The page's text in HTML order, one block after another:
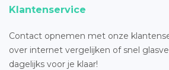
Klantenservice
Contact opnemen met onze
over internet vergelijken of snel
dagelijks voor je klaar!